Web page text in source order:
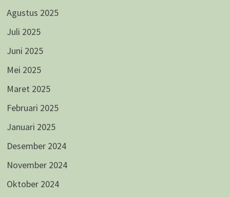
Agustus 2025
Juli 2025
Juni 2025
Mei 2025
Maret 2025
Februari 2025
Januari 2025
Desember 2024
November 2024
Oktober 2024